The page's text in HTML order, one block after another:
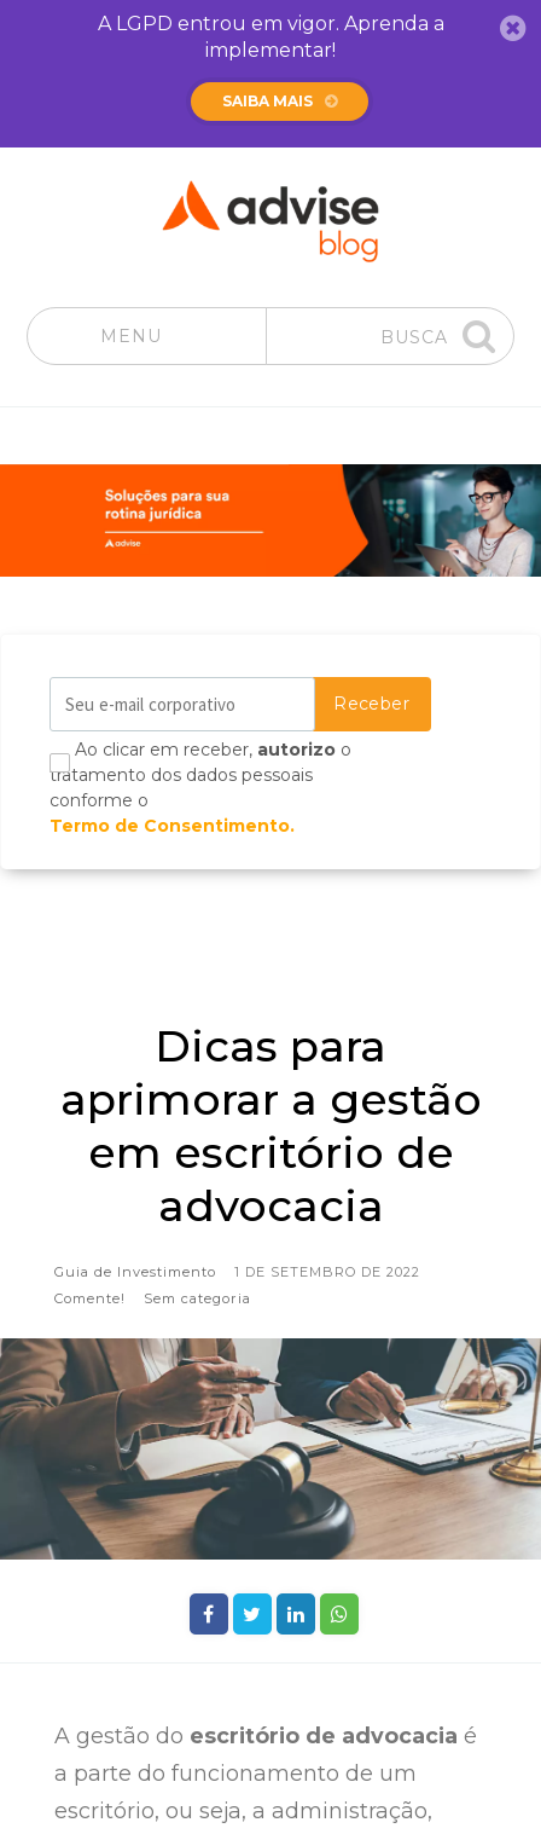
A LGPD entrou em vigor. Aprenda a
implementar!
SAIBA MAIS
MENU BUSCA
Ao clicar em receber, autorizo o
tratamento dos dados pessoais
conforme o
Termo de Consentimento.
Dicas para
aprimorar a gestão
em escritório de
advocacia
Guia de Investimento
1 DE SETEMBRO DE 2022
Comente!
Sem categoria
A gestão do escritório de advocacia é
a parte do funcionamento de um
escritório, ou seja, a administração,